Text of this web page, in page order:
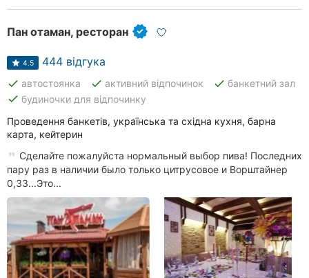
Пан отаман, ресторан
4.5 444 відгука
done автостоянка done активний відпочинок done банкетний зал
done будиночки для відпочинку
Проведення банкетів, українська та східна кухня, барна
карта, кейтерин
Сделайте пожалуйста нормальный выбор пива! Последних
пару раз в наличии было только цитрусовое и Ворштайнер
0,33...Это...